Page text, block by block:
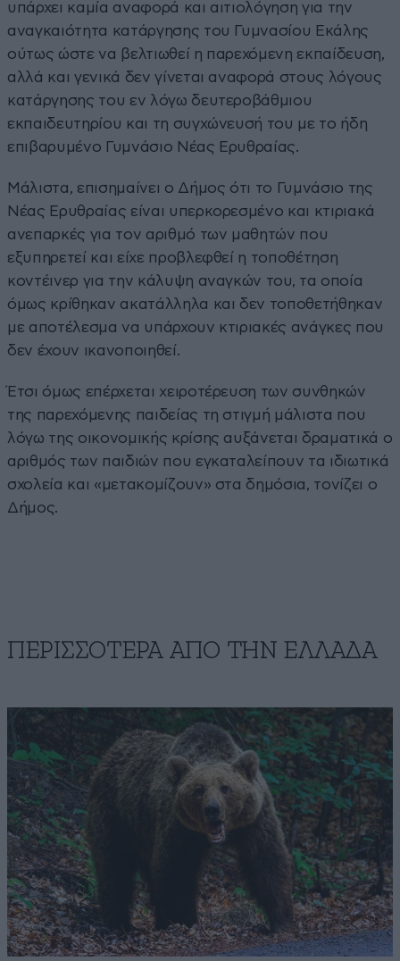
υπάρχει καμία αναφορά και αιτιολόγηση για την
αναγκαιότητα κατάργησης του Γυμνασίου Εκάλης
ούτως ώστε να βελτιωθεί η παρεχόμενη εκπαίδευση,
αλλά και γενικά δεν γίνεται αναφορά στους λόγους
κατάργησης του εν λόγω δευτεροβάθμιου
εκπαιδευτηρίου και τη συγχώνευσή του με το ήδη
επιβαρυμένο Γυμνάσιο Νέας Ερυθραίας.
Μάλιστα, επισημαίνει ο Δήμος ότι το Γυμνάσιο της
Νέας Ερυθραίας είναι υπερκορεσμένο και κτιριακά
ανεπαρκές για τον αριθμό των μαθητών που
εξυπηρετεί και είχε προβλεφθεί η τοποθέτηση
κοντέινερ για την κάλυψη αναγκών του, τα οποία
όμως κρίθηκαν ακατάλληλα και δεν τοποθετήθηκαν
με αποτέλεσμα να υπάρχουν κτιριακές ανάγκες που
δεν έχουν ικανοποιηθεί.
Έτσι όμως επέρχεται χειροτέρευση των συνθηκών
της παρεχόμενης παιδείας τη στιγμή μάλιστα που
λόγω της οικονομικής κρίσης αυξάνεται δραματικά ο
αριθμός των παιδιών που εγκαταλείπουν τα ιδιωτικά
σχολεία και «μετακομίζουν» στα δημόσια, τονίζει ο
Δήμος.
ΠΕΡΙΣΣΟΤΕΡΑ ΑΠΟ ΤΗΝ ΕΛΛΑΔΑ